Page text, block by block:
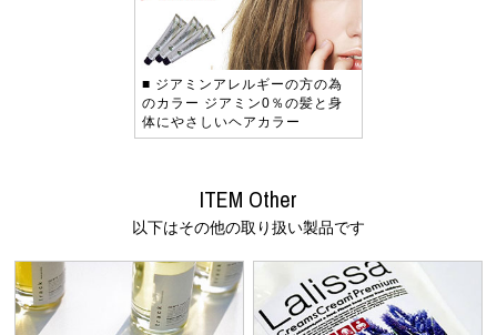
■ ジアミンアレルギーの方の為
のカラー ジアミン0％の髪と身
体にやさしいヘアカラー
ITEM Other
以下はその他の取り扱い製品です